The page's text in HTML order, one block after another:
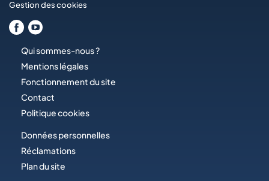
Gestion des cookies
Qui sommes-nous ?
Mentions légales
Fonctionnement du site
Contact
Politique cookies
Données personnelles
Réclamations
Plan du site